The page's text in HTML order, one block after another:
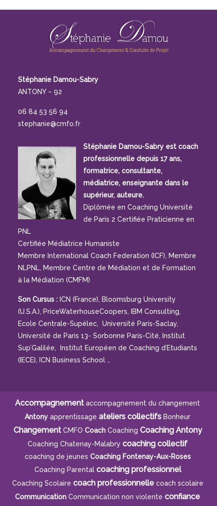
Stéphanie Damou-Sabry
ANTONY – 92
06 84 53 56 94
stephanie@cmfo.fr
Stéphanie Damou-Sabry est coach
professionnelle depuis 17 ans,
formatrice, consultante,
médiatrice, enseignante dans le
supérieur, auteure.
Diplômée en Coaching Université
de Paris 2 Certifiée Praticienne en
PNL
Certifiée Médiatrice Humaniste
Membre International Coach Federation (ICF), Membre
NLPNL, Membre Centre de Médiation et de Formation
à la Médiation (CMFM)
Son Cursus : ICN (France), Bloomsburg University
(U.S.A.), PriceWaterhouseCoopers, IBM Consulting,
Ecole Centrale-Supélec, Université Paris-Saclay,
Université de Paris 13- Sorbonne Paris-Cité, Institut
Sup’Galilée, Institut Européen de Coaching d’Etudiants
(IECE), ICN Business School …
Accompagnement accompagnement du changement
Antony apprentissage ateliers collectifs Bonheur
Changement CMFO Coach Coaching Coaching Antony
Coaching Chatenay-Malabry coaching collectif
coaching de jeunes Coaching Fontenay-Aux-Roses
Coaching Parental coaching professionnel
Coaching Scolaire coach professionnelle coach scolaire
Communication Communication non violente confiance